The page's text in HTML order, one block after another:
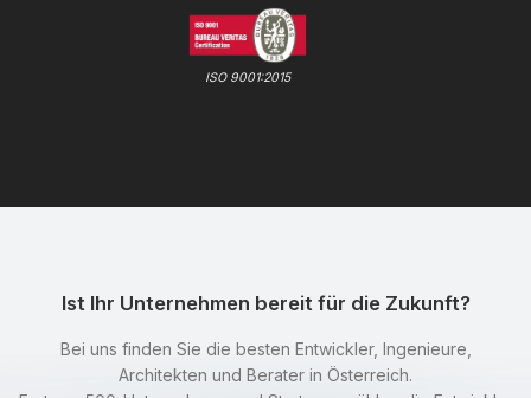
ISO 9001:2015
Ist Ihr Unternehmen bereit für die Zukunft?
Bei uns finden Sie die besten Entwickler, Ingenieure,
Architekten und Berater in Österreich.